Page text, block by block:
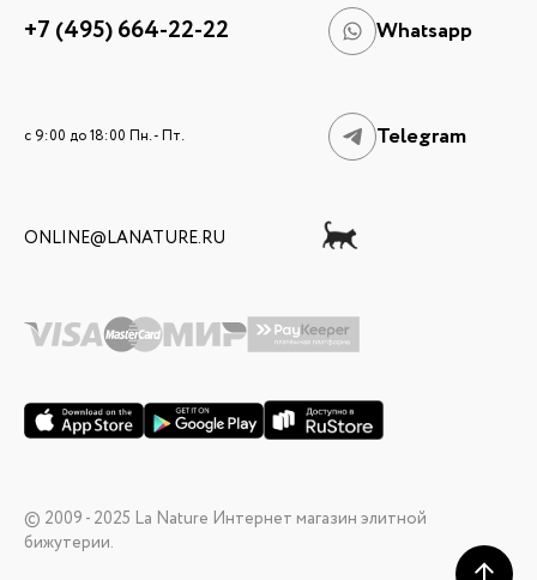
+7 (495) 664-22-22 Whatsapp
c 9:00 до 18:00 Пн. - Пт. Telegram
ONLINE@LANATURE.RU
© 2009 - 2025 La Nature Интернет магазин элитной
бижутерии.